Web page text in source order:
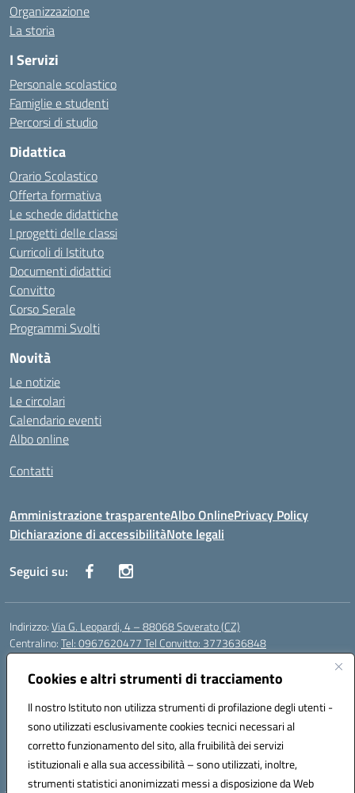
Cookies e altri strumenti di tracciamento
Il nostro Istituto non utilizza strumenti di profilazione degli utenti -
sono utilizzati esclusivamente cookies tecnici necessari al
corretto funzionamento del sito, alla fruibilità dei servizi
istituzionali e alla sua accessibilità – sono utilizzati, inoltre,
strumenti statistici anonimizzati messi a disposizione da Web
Organizzazione
La storia
I Servizi
Personale scolastico
Famiglie e studenti
Percorsi di studio
Didattica
Orario Scolastico
Offerta formativa
Le schede didattiche
I progetti delle classi
Curricoli di Istituto
Documenti didattici
Convitto
Corso Serale
Programmi Svolti
Novità
Le notizie
Le circolari
Calendario eventi
Albo online
Contatti
Amministrazione trasparenteAlbo OnlinePrivacy Policy
Dichiarazione di accessibilitàNote legali
Seguici su:
Indirizzo:Via G. Leopardi, 4 – 88068 Soverato (CZ)
Centralino:Tel: 0967620477 Tel Convitto: 3773636848
Email:
Posta elettronica certificata (PEC):czrh04000q@pec.istruzione.it
Codice fiscale: 84000690796
Codice meccanografico:CZRH04000Q
Codice Indice delle Pubbliche Amministrazioni (IPA): istsc_czrh04000q
Codice unico di fatturazione (CUF): UF9M13